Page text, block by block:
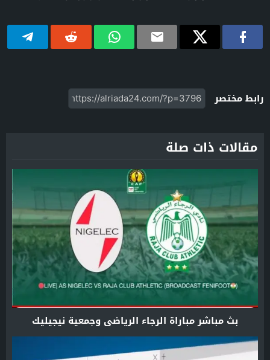
رابط مختصر
مقالات ذات صلة
بث مباشر مباراة الرجاء الرياضي وجمعية نيجيليك